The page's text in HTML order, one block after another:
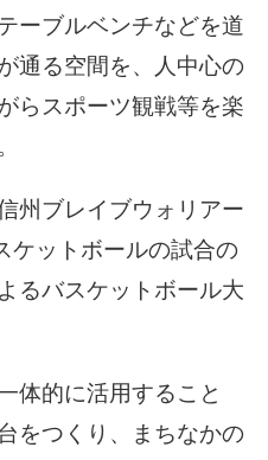
ーブルベンチなどを道
通る空間を、人中心の
らスポーツ観戦等を楽
州ブレイブウォリアー
ケットボールの試合の
るバスケットボール大
体的に活用すること
をつくり、まちなかの